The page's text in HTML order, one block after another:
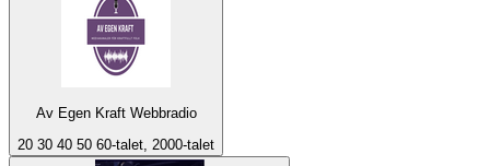
Av Egen Kraft Webbradio
20 30 40 50 60-talet, 2000-talet